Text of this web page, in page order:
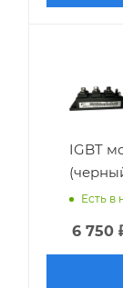
IGBT
Есть в
6 750